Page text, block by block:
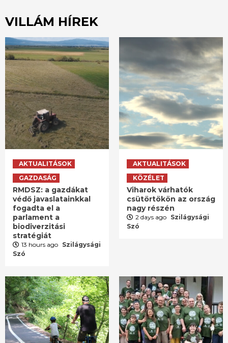
VILLÁM HÍREK
AKTUALITÁSOK
GAZDASÁG
RMDSZ: a gazdákat
védő javaslatainkkal
fogadta el a
parlament a
biodiverzitási
stratégiát
13 hours ago Szilágysági
Szó
AKTUALITÁSOK
KÖZÉLET
Viharok várhatók
csütörtökön az ország
nagy részén
2 days ago Szilágysági
Szó